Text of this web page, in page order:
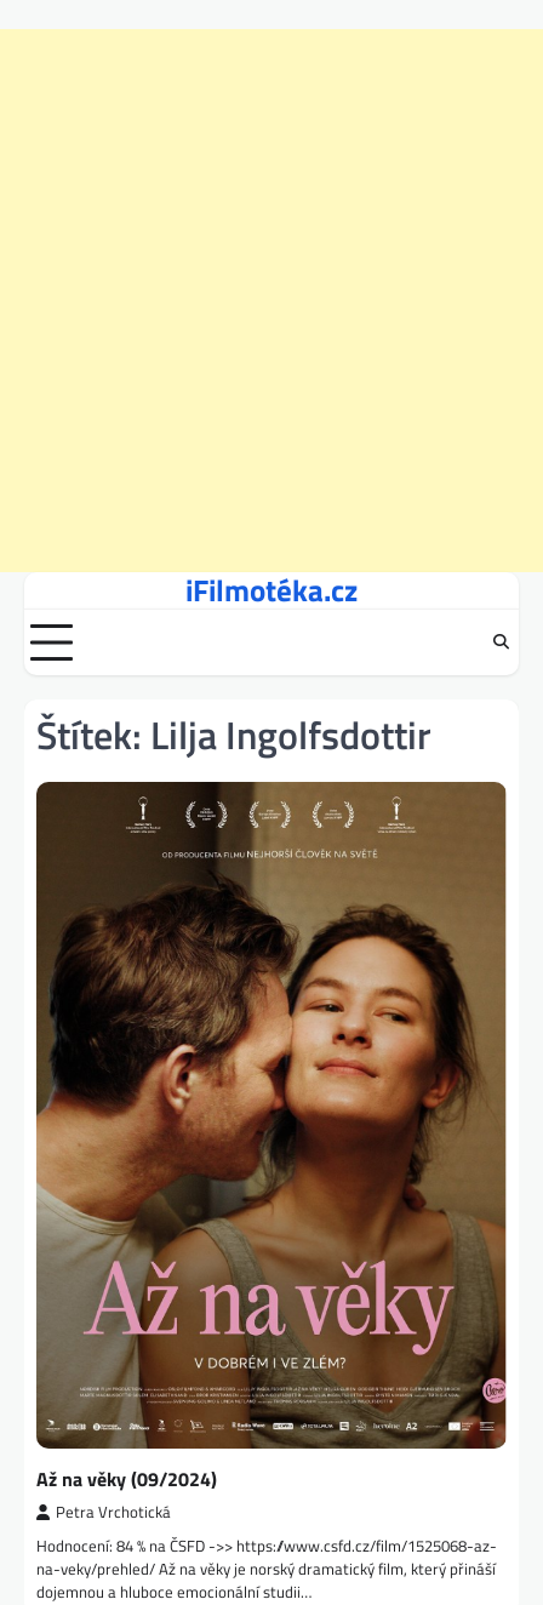
content
iFilmotéka.cz
Štítek: Lilja Ingolfsdottir
Až na věky (09/2024)
Petra Vrchotická
Hodnocení: 84 % na ČSFD ->> https://www.csfd.cz/film/1525068-az-
na-veky/prehled/ Až na věky je norský dramatický film, který přináší
dojemnou a hluboce emocionální studii…